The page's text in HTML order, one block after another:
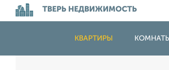
ТВЕРЬ НЕДВИЖИМОСТЬ
КВАРТИРЫ КОМНАТЫ